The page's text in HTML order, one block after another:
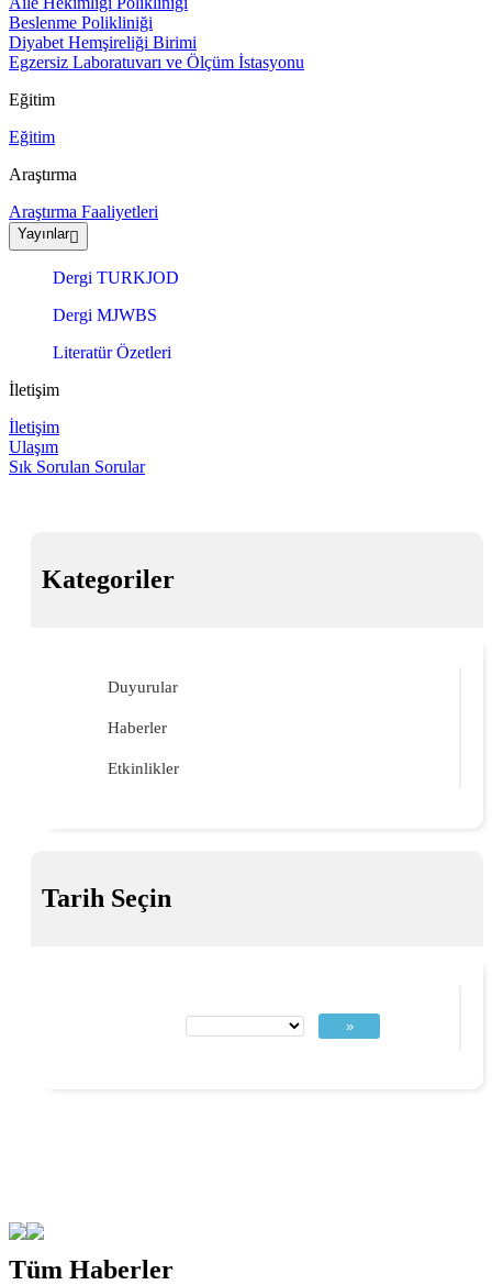
Beslenme Polikliniği
Diyabet Hemşireliği Birimi
Egzersiz Laboratuvarı ve Ölçüm İstasyonu
Eğitim
Eğitim
Araştırma
Araştırma Faaliyetleri
Yayınlar
Dergi TURKJOD
Dergi MJWBS
Literatür Özetleri
İletişim
İletişim
Ulaşım
Sık Sorulan Sorular
Kategoriler
Duyurular
Haberler
Etkinlikler
Tarih Seçin
»
Tüm Haberler